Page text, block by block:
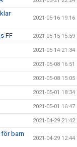
2021-05-16 19:16
FF 2021-05-15 15:59
2021-05-14 21:34
2021-05-08 16:51
2021-05-08 15:05
2021-05-01 18:34
2021-05-01 16:47
2021-04-29 21:42
barn
2021-04-29 12:44